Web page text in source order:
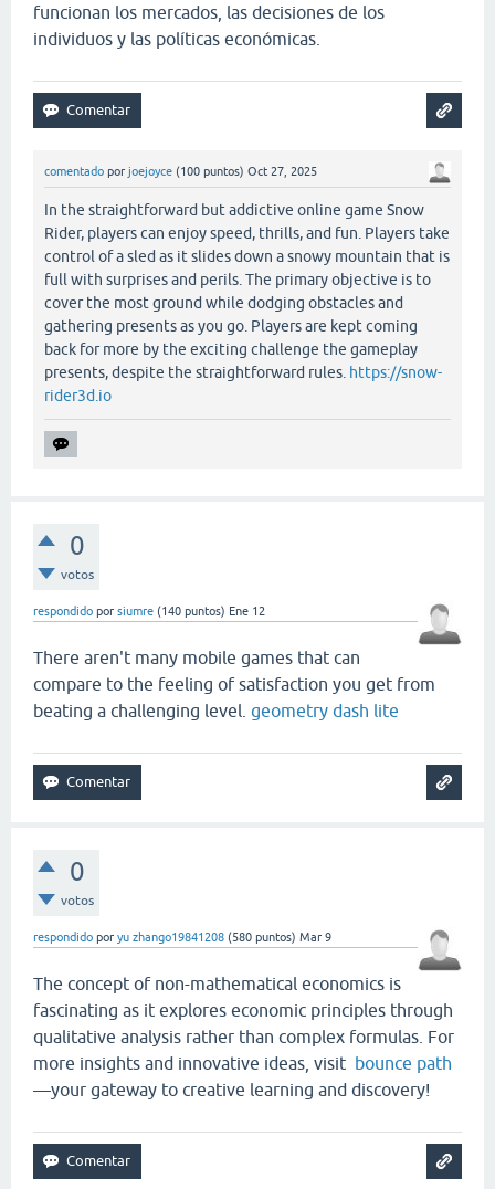
funcionan los mercados, las decisiones de los
individuos y las políticas económicas.
comentado por joejoyce (100 puntos) Oct 27, 2025
In the straightforward but addictive online game Snow
Rider, players can enjoy speed, thrills, and fun. Players take
control of a sled as it slides down a snowy mountain that is
full with surprises and perils. The primary objective is to
cover the most ground while dodging obstacles and
gathering presents as you go. Players are kept coming
back for more by the exciting challenge the gameplay
presents, despite the straightforward rules. https://snow-
rider3d.io
0
votos
respondido por siumre (140 puntos) Ene 12
There aren't many mobile games that can
compare to the feeling of satisfaction you get from
beating a challenging level. geometry dash lite
0
votos
respondido por yu zhango19841208 (580 puntos) Mar 9
The concept of non-mathematical economics is
fascinating as it explores economic principles through
qualitative analysis rather than complex formulas. For
more insights and innovative ideas, visit bounce path
—your gateway to creative learning and discovery!